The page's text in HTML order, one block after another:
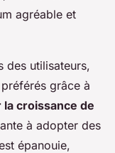
agréable et
des utilisateurs,
grâce à
croissance de
à adopter des
épanouie,